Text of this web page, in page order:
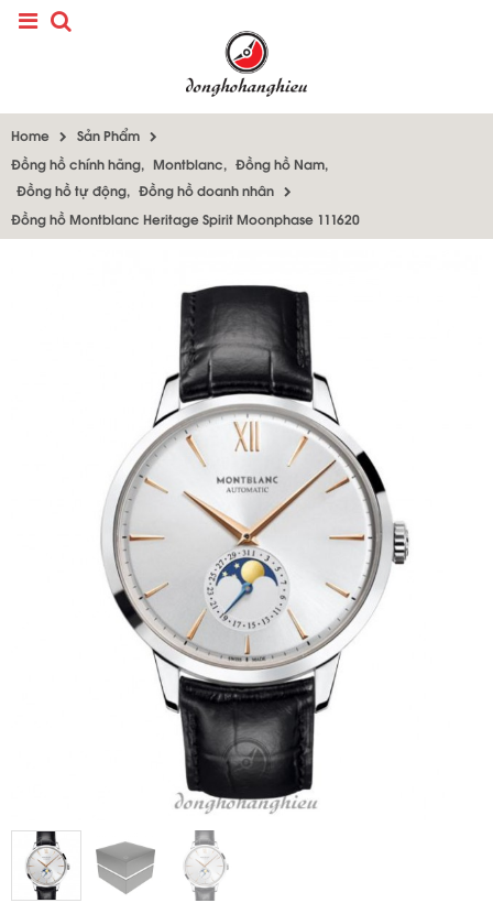
Home
Sản Phẩm
Đồng hồ chính hãng, Montblanc, Đồng hồ Nam,
Đồng hồ tự động, Đồng hồ doanh nhân
Đồng hồ Montblanc Heritage Spirit Moonphase 111620